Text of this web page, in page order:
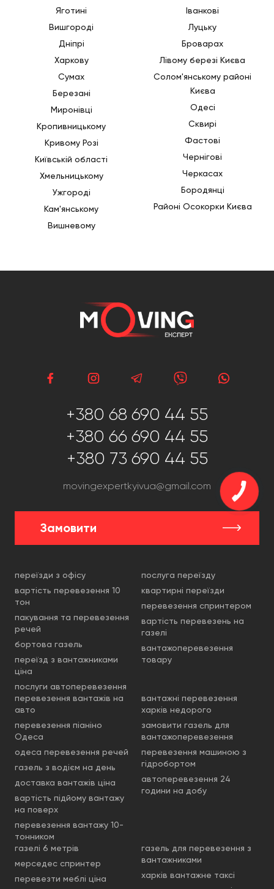
Яготині
Вишгороді
Дніпрі
Харкову
Сумах
Березані
Миронівці
Кропивницькому
Кривому Розі
Київській області
Хмельницькому
Ужгороді
Кам'янському
Вишневому
Іванкові
Луцьку
Броварах
Лівому березі Києва
Солом'янському районі
Києва
Одесі
Сквирі
Фастові
Чернігові
Черкасах
Бородянці
Районі Осокорки Києва
+380 68 690 44 55
+380 66 690 44 55
+380 73 690 44 55
movingexpertkyivua@gmail.com
Замовити
переїзди з офісу
вартість перевезення 10
тон
пакування та перевезення
речей
бортова газель
переїзд з вантажниками
ціна
послуги автоперевезення
послуга переїзду
квартирні переїзди
перевезення спринтером
вартість перевезень на
газелі
вантажоперевезення
товару
перевезення вантажів на
авто
перевезення піаніно
Одеса
одеса перевезення речей
газель з водієм на день
доставка вантажів ціна
вартість підйому вантажу
на поверх
перевезення вантажу 10-
тонником
вантажні перевезення
харків недорого
замовити газель для
вантажоперевезення
перевезення машиною з
гідробортом
автоперевезення 24
години на добу
газелі 6 метрів
мерседес спринтер
перевезти меблі ціна
газель для перевезення з
вантажниками
харків вантажне таксі